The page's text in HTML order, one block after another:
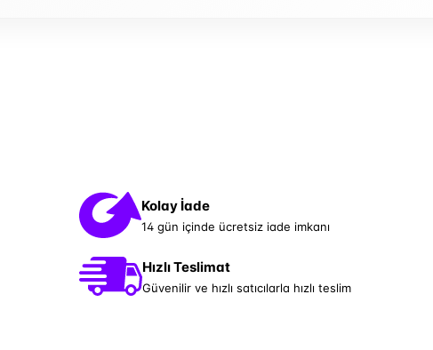
Kolay İade
14 gün içinde ücretsiz iade imkanı
Hızlı Teslimat
Güvenilir ve hızlı satıcılarla hızlı teslim